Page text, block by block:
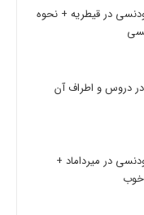
در قیطریه + نحوه
دروس و اطراف آن
در میرداماد +